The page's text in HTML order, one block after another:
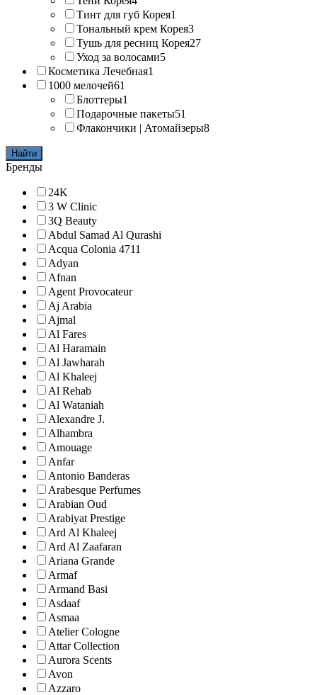
Тинт для губ Корея1
Тональный крем Корея3
Тушь для ресниц Корея27
Уход за волосами5
Косметика Лечебная1
1000 мелочей61
Блоттеры1
Подарочные пакеты51
Флакончики | Атомайзеры8
Найти
Бренды
24K
3 W Clinic
3Q Beauty
Abdul Samad Al Qurashi
Acqua Colonia 4711
Adyan
Afnan
Agent Provocateur
Aj Arabia
Ajmal
Al Fares
Al Haramain
Al Jawharah
Al Khaleej
Al Rehab
Al Wataniah
Alexandre J.
Alhambra
Amouage
Anfar
Antonio Banderas
Arabesque Perfumes
Arabian Oud
Arabiyat Prestige
Ard Al Khaleej
Ard Al Zaafaran
Ariana Grande
Armaf
Armand Basi
Asdaaf
Asmaa
Atelier Cologne
Attar Collection
Aurora Scents
Avon
Azzaro